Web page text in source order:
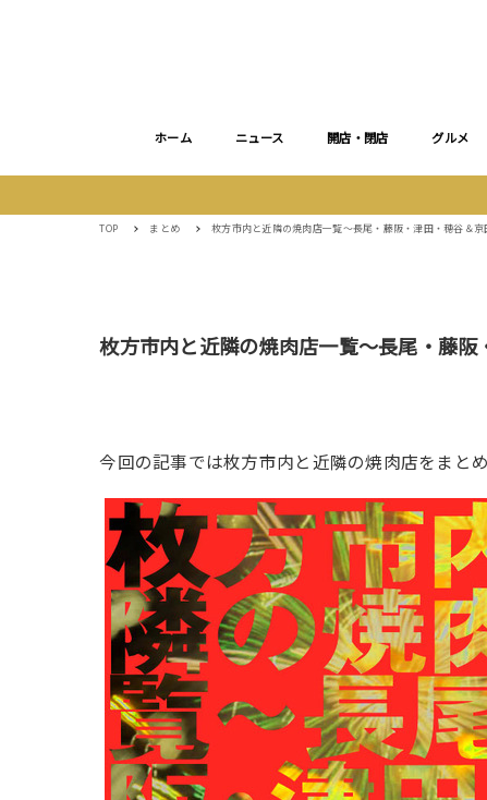
ホーム ニュース 開店・閉店 グルメ
TOP まとめ 枚方市内と近隣の焼肉店一覧〜長尾・藤阪・津田・穂谷＆京
枚方市内と近隣の焼肉店一覧〜長尾・藤阪
今回の記事では枚方市内と近隣の焼肉店をまと